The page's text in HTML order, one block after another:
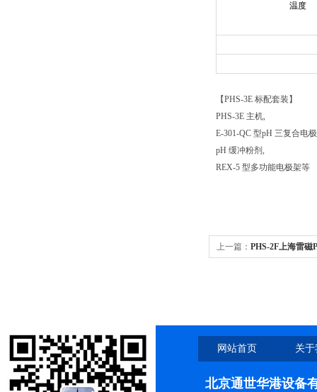
温度
【PHS-3E 标配套装】
PHS-3E 主机,
E-301-QC 型pH 三复合电
pH 缓冲粉剂,
REX-5 型多功能电极架等
上一篇： PHS-2F上海雷磁
网站首页 关
北京通世华港设备